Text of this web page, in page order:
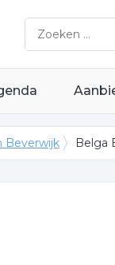
Beverwijk Belga